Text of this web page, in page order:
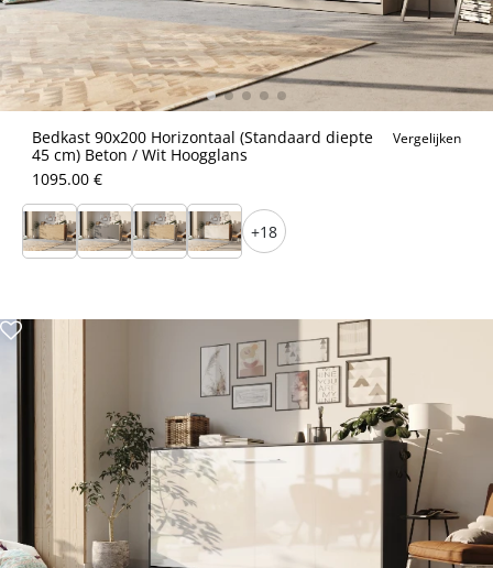
Bedkast 90x200 Horizontaal (Standaard diepte
45 cm) Beton / Wit Hoogglans
Vergelijken
1095.00 €
+18